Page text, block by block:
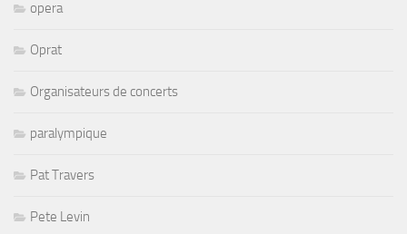
opera
Oprat
Organisateurs de concerts
paralympique
Pat Travers
Pete Levin